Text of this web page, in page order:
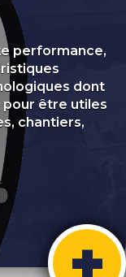
performance,
dont
être utiles
chantiers,